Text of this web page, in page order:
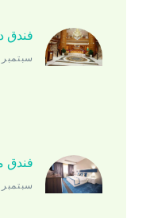
فندق
سبتمبر 17, 2025
فندق
سبتمبر 3, 2025